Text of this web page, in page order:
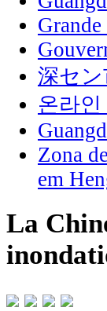
深セ
온라
Zona
em
La